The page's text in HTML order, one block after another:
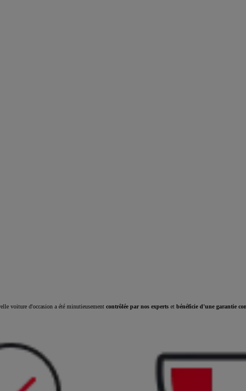
ÉLECTRIQUE
voiture d'occasion a été minutieusement contrôlée par nos experts et bénéficie d'une garantie